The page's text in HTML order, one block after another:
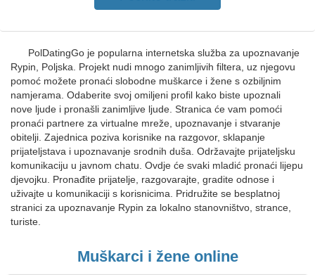
PolDatingGo je popularna internetska služba za upoznavanje
Rypin, Poljska. Projekt nudi mnogo zanimljivih filtera, uz njegovu
pomoć možete pronaći slobodne muškarce i žene s ozbiljnim
namjerama. Odaberite svoj omiljeni profil kako biste upoznali
nove ljude i pronašli zanimljive ljude. Stranica će vam pomoći
pronaći partnere za virtualne mreže, upoznavanje i stvaranje
obitelji. Zajednica poziva korisnike na razgovor, sklapanje
prijateljstava i upoznavanje srodnih duša. Održavajte prijateljsku
komunikaciju u javnom chatu. Ovdje će svaki mladić pronaći lijepu
djevojku. Pronađite prijatelje, razgovarajte, gradite odnose i
uživajte u komunikaciji s korisnicima. Pridružite se besplatnoj
stranici za upoznavanje Rypin za lokalno stanovništvo, strance,
turiste.
Muškarci i žene online